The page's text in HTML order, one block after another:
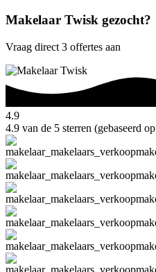
Makelaar Twisk gezocht?
Vraag direct 3 offertes aan
4.9
4.9 van de 5 sterren (gebaseerd op